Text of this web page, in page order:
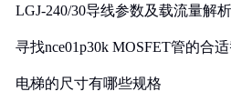
LGJ-240/30导线参数及载流量解析
寻找nce01p30k MOSFET管的合
电梯的尺寸有哪些规格